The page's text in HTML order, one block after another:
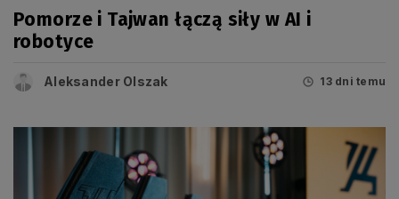
Pomorze i Tajwan łączą siły w AI i
robotyce
Aleksander Olszak 13 dni temu